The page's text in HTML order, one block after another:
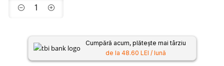
Cumpără acum, plătește mai târziu
de la 48.60 LEI / lună